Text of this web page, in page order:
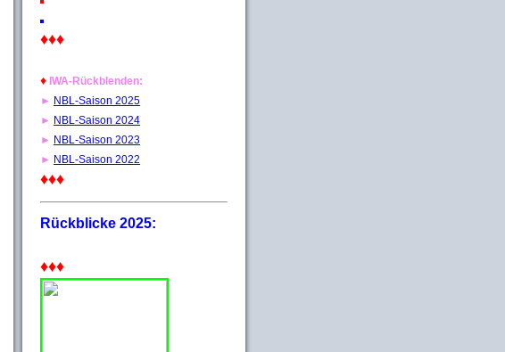
♦♦♦
♦ IWA-Rückblenden:
► NBL-Saison 2025
► NBL-Saison 2024
► NBL-Saison 2023
► NBL-Saison 2022
♦♦♦
Rückblicke 2025:
♦♦♦